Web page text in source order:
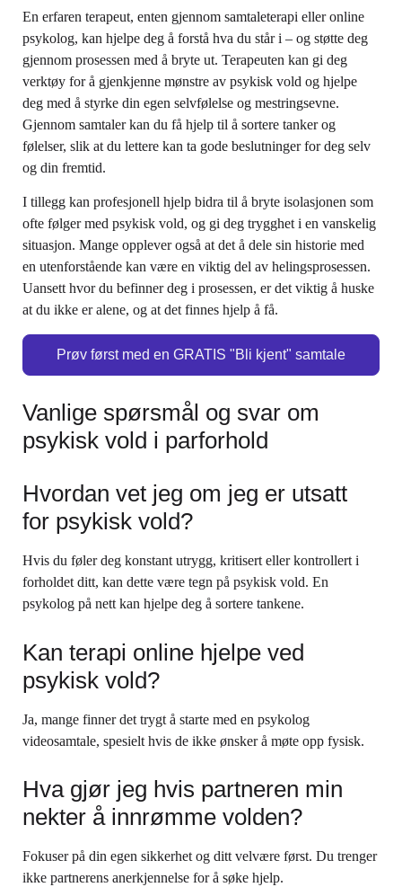
En erfaren terapeut, enten gjennom samtaleterapi eller online
psykolog, kan hjelpe deg å forstå hva du står i – og støtte deg
gjennom prosessen med å bryte ut. Terapeuten kan gi deg
verktøy for å gjenkjenne mønstre av psykisk vold og hjelpe
deg med å styrke din egen selvfølelse og mestringsevne.
Gjennom samtaler kan du få hjelp til å sortere tanker og
følelser, slik at du lettere kan ta gode beslutninger for deg selv
og din fremtid.
I tillegg kan profesjonell hjelp bidra til å bryte isolasjonen som
ofte følger med psykisk vold, og gi deg trygghet i en vanskelig
situasjon. Mange opplever også at det å dele sin historie med
en utenforstående kan være en viktig del av helingsprosessen.
Uansett hvor du befinner deg i prosessen, er det viktig å huske
at du ikke er alene, og at det finnes hjelp å få.
Prøv først med en GRATIS "Bli kjent" samtale
Vanlige spørsmål og svar om
psykisk vold i parforhold
Hvordan vet jeg om jeg er utsatt
for psykisk vold?
Hvis du føler deg konstant utrygg, kritisert eller kontrollert i
forholdet ditt, kan dette være tegn på psykisk vold. En
psykolog på nett kan hjelpe deg å sortere tankene.
Kan terapi online hjelpe ved
psykisk vold?
Ja, mange finner det trygt å starte med en psykolog
videosamtale, spesielt hvis de ikke ønsker å møte opp fysisk.
Hva gjør jeg hvis partneren min
nekter å innrømme volden?
Fokuser på din egen sikkerhet og ditt velvære først. Du trenger
ikke partnerens anerkjennelse for å søke hjelp.